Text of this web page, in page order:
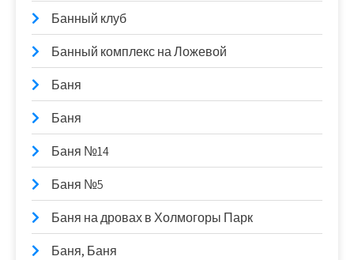
Банный клуб
Банный комплекс на Ложевой
Баня
Баня
Баня №14
Баня №5
Баня на дровах в Холмогоры Парк
Баня, Баня